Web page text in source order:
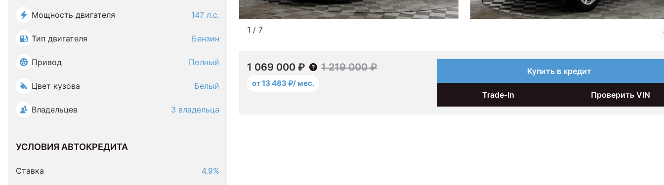
Мощность двигателя 147 л.с.
Тип двигателя Бензин
Привод Полный
Цвет кузова Белый
Владельцев 3 владельца
УСЛОВИЯ АВТОКРЕДИТА
Ставка
4.9%
1 / 7
1 069 000 ₽ 1 219 000 ₽
от 13 483 ₽/ мес.
Купить в кредит
Trade-In Проверить VIN